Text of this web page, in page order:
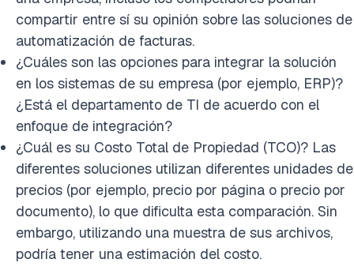
compartir entre sí su opinión sobre las soluciones de
automatización de facturas.
¿Cuáles son las opciones para integrar la solución
en los sistemas de su empresa (por ejemplo, ERP)?
¿Está el departamento de TI de acuerdo con el
enfoque de integración?
¿Cuál es su Costo Total de Propiedad (TCO)? Las
diferentes soluciones utilizan diferentes unidades de
precios (por ejemplo, precio por página o precio por
documento), lo que dificulta esta comparación. Sin
embargo, utilizando una muestra de sus archivos,
podría tener una estimación del costo.